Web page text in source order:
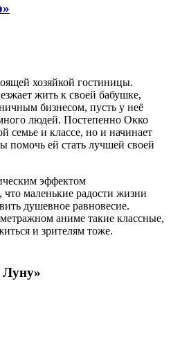
хозяйкой гостиницы.
жить к своей бабушке,
бизнесом, пусть у неё
людей. Постепенно Окко
семье и классе, но и начинает
помочь ей стать лучшей своей
эффектом
маленькие радости жизни
душевное равновесие.
аниме такие классные,
и зрителям тоже.
Луну»